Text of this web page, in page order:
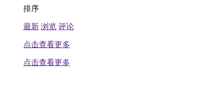
排序
最新 浏览 评论
点击查看更多
点击查看更多